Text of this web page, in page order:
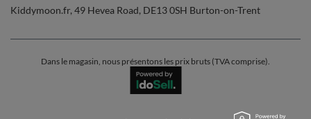
Kiddymoon.fr, 49 Hevea Road, DE13 0SH Burton-on-Trent
Dans le magasin, nous présentons les prix bruts (TVA comprise).